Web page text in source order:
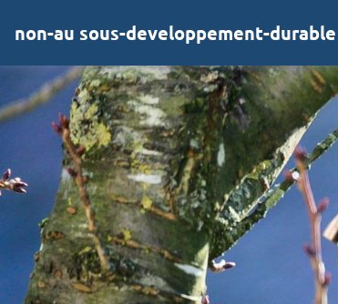
non-au sous-developpement-durable